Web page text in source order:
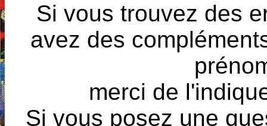
Si vous trouvez des
avez des
merci de
Si vous posez une